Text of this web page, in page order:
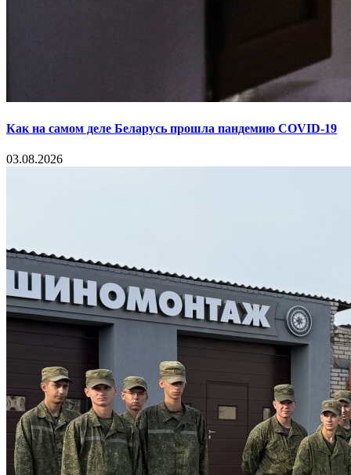
Как на самом деле Беларусь прошла пандемию COVID-19
03.08.2026